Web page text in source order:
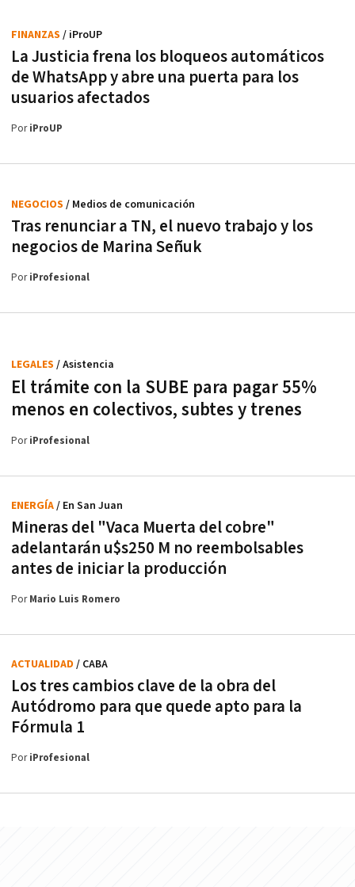
La Justicia frena los bloqueos automáticos
de WhatsApp y abre una puerta para los
usuarios afectados
FINANZAS / iProUP
PoriProUP
Tras renunciar a TN, el nuevo trabajo y los
negocios de Marina Señuk
NEGOCIOS / Medios de comunicación
PoriProfesional
El trámite con la SUBE para pagar 55%
menos en colectivos, subtes y trenes
LEGALES / Asistencia
PoriProfesional
Mineras del "Vaca Muerta del cobre"
adelantarán u$s250 M no reembolsables
antes de iniciar la producción
ENERGÍA/ En San Juan
PorMario Luis Romero
Los tres cambios clave de la obra del
Autódromo para que quede apto para la
Fórmula 1
ACTUALIDAD / CABA
PoriProfesional